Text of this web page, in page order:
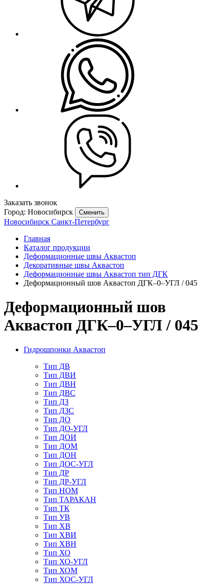
Заказать звонок
Город: Новосибирск
Сменить
Новосибирск Санкт-Петербург
Главная
Каталог продукции
Деформационные швы Аквастоп
Декоративные швы Аквастоп
Деформационные швы Аквастоп тип ДГК
Деформационный шов Аквастоп ДГК–0–УГЛ / 045
Деформационный шов
Аквастоп ДГК–0–УГЛ / 045
Гидрошпонки Аквастоп
Тип ДВ
Тип ДВИ
Тип ДВН
Тип ДВС
Тип ДЗ
Тип ДЗС
Тип ДО
Тип ДО-УГЛ
Тип ДОИ
Тип ДОМ
Тип ДОН
Тип ДОС-УГЛ
Тип ДР
Тип ДР-УГЛ
Тип НОМ
Тип ТАРАКАН
Тип ТК
Тип УВ
Тип ХВ
Тип ХВИ
Тип ХВН
Тип ХО
Тип ХО-УГЛ
Тип ХОМ
Тип ХОС-УГЛ